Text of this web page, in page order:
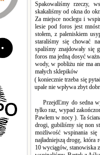
Spakowaliśmy rzeczy,
skakaliśmy od okna do
Za miejsce noclegu i
lesie pod foros jest
stołem, z paleniskiem
staraliśmy się chować
spaliśmy znajdowały się
foros ma jedną dosyć
wody, w pobliżu nie ma
małych sklepików
( koniecznie trzeba się
upale nie wpływa zbyt
PrzejdĽmy do sedna
tylko raz, wypad
Pawłem w nocy ). Ta
drogi, gubiliśmy się non
możliwość wspinania
najładniejszą drogę,
10 wyciągów, stanowiska